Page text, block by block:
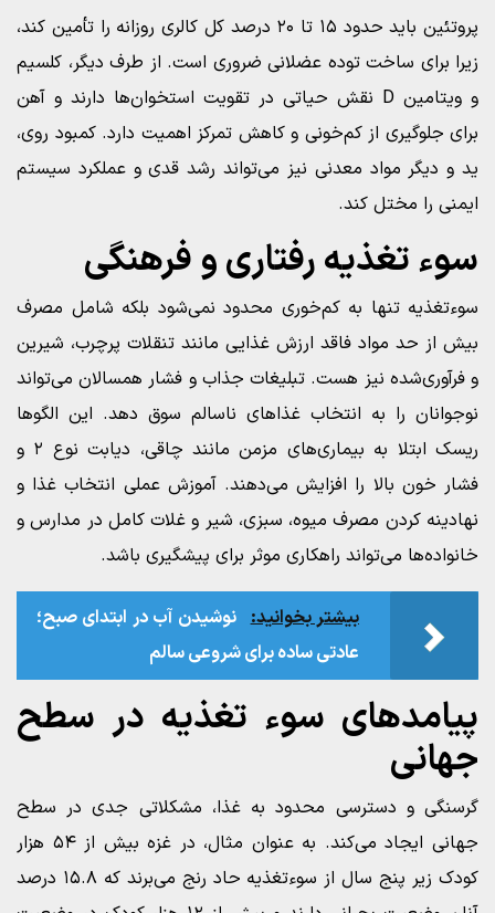
پروتئین باید حدود ۱۵ تا ۲۰ درصد کل کالری روزانه را تأمین کند،
زیرا برای ساخت توده عضلانی ضروری است. از طرف دیگر، کلسیم
و ویتامین D نقش حیاتی در تقویت استخوان‌ها دارند و آهن
برای جلوگیری از کم‌خونی و کاهش تمرکز اهمیت دارد. کمبود روی،
ید و دیگر مواد معدنی نیز می‌تواند رشد قدی و عملکرد سیستم
ایمنی را مختل کند.
سوء تغذیه رفتاری و فرهنگی
سوءتغذیه تنها به کم‌خوری محدود نمی‌شود بلکه شامل مصرف
بیش از حد مواد فاقد ارزش غذایی مانند تنقلات پرچرب، شیرین
و فرآوری‌شده نیز هست. تبلیغات جذاب و فشار همسالان می‌تواند
نوجوانان را به انتخاب غذاهای ناسالم سوق دهد. این الگوها
ریسک ابتلا به بیماری‌های مزمن مانند چاقی، دیابت نوع ۲ و
فشار خون بالا را افزایش می‌دهند. آموزش عملی انتخاب غذا و
نهادینه کردن مصرف میوه، سبزی، شیر و غلات کامل در مدارس و
خانواده‌ها می‌تواند راهکاری موثر برای پیشگیری باشد.
بیشتر بخوانید: نوشیدن آب در ابتدای صبح؛
عادتی ساده برای شروعی سالم
پیامدهای سوء تغذیه در سطح
جهانی
گرسنگی و دسترسی محدود به غذا، مشکلاتی جدی در سطح
جهانی ایجاد می‌کند. به عنوان مثال، در غزه بیش از ۵۴ هزار
کودک زیر پنج سال از سوءتغذیه حاد رنج می‌برند که ۱۵.۸ درصد